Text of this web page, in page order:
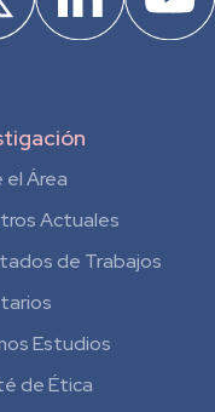
el Área
Actuales
de Trabajos
Estudios
de Ética